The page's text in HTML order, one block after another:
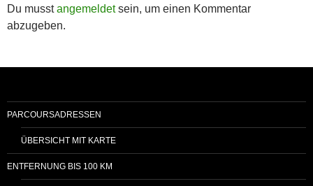
Du musstangemeldetsein, um einen Kommentar
abzugeben.
PARCOURSADRESSEN
ÜBERSICHT MIT KARTE
ENTFERNUNG BIS 100 KM